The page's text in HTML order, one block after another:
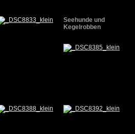
Seehunde und
Kegelrobben